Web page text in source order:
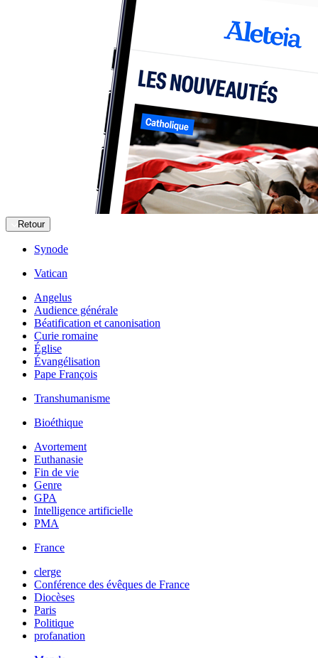
Retour
Synode
Vatican
Angelus
Audience générale
Béatification et canonisation
Curie romaine
Église
Évangélisation
Pape François
Transhumanisme
Bioéthique
Avortement
Euthanasie
Fin de vie
Genre
GPA
Intelligence artificielle
PMA
France
clerge
Conférence des évêques de France
Diocèses
Paris
Politique
profanation